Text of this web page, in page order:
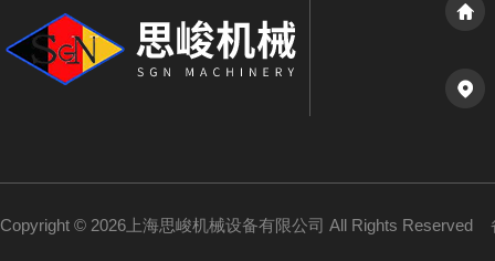
Copyright © 2026上海思峻机械设备有限公司 All Rights Reserved